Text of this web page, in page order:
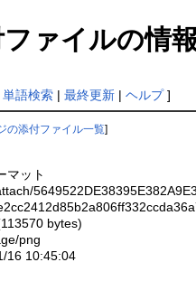
ァイルの情報
単語検索| 最終更新| ヘルプ]
の添付ファイル一覧]
マット
bytes)
png
16 10:45:04